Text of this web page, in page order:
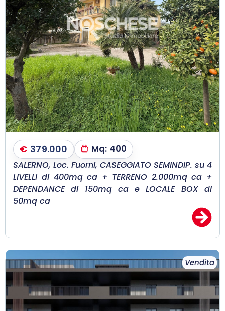
€ 379.000 Mq: 400
SALERNO, Loc. Fuorni, CASEGGIATO SEMINDIP. su 4
LIVELLI di 400mq ca + TERRENO 2.000mq ca +
DEPENDANCE di 150mq ca e LOCALE BOX di
50mq ca
Vendita